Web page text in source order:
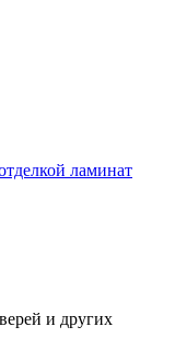
ламинат
и других